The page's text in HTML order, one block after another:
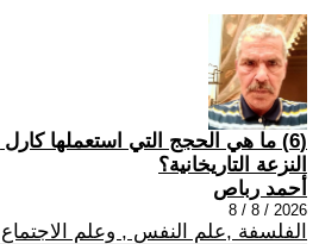
(6) ما هي الحجج التي استعملها
النزعة التاريخانية؟
أحمد رباص
2026 / 8 / 8
الفلسفة ,علم النفس , وعلم الاجتماع